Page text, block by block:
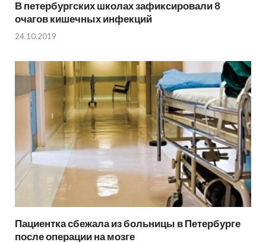
В петербургских школах зафиксировали 8
очагов кишечных инфекций
24.10.2019
Пациентка сбежала из больницы в Петербурге
после операции на мозге